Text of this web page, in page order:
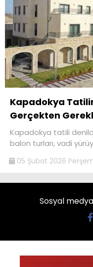
Kapadokya
Gerçekten
Kapadokya tatili
balon turları, vadi
05 Şubat 2026
Sosyal